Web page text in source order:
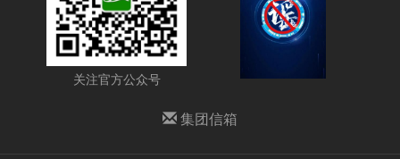
关注官方公众号
集团信箱